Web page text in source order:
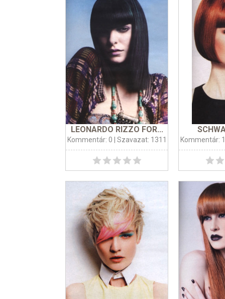
LEONARDO RIZZO FOR...
Kommentár: 0 | Szavazat: 1311 Kommentár: 1